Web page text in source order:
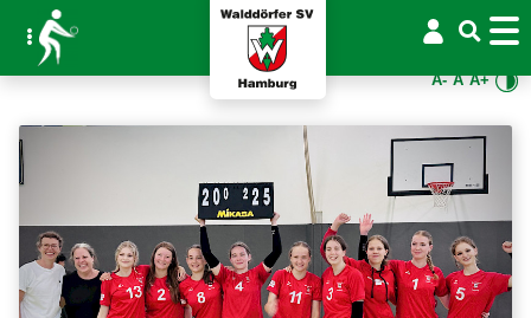
A- A A+